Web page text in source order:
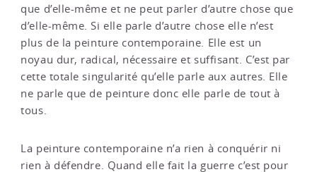
que d’elle-même et ne peut parler d’autre chose que
d’elle-même. Si elle parle d’autre chose elle n’est
plus de la peinture contemporaine. Elle est un
noyau dur, radical, nécessaire et suffisant. C’est par
cette totale singularité qu’elle parle aux autres. Elle
ne parle que de peinture donc elle parle de tout à
tous.
La peinture contemporaine n’a rien à conquérir ni
rien à défendre. Quand elle fait la guerre c’est pour